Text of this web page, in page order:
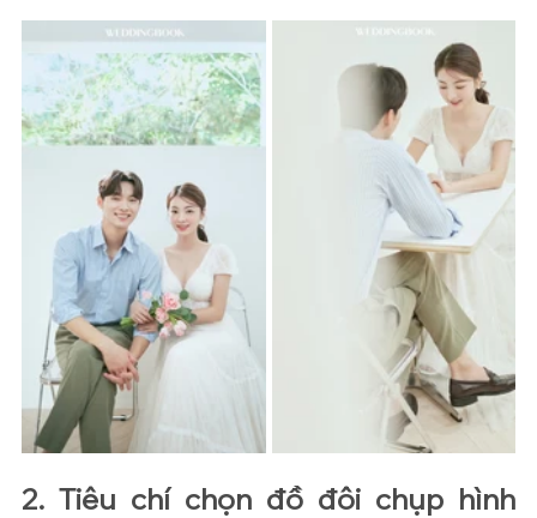
2. Tiêu chí chọn đồ đôi chụp hình